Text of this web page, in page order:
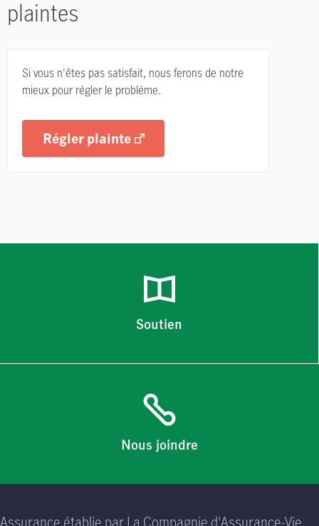
plaintes
Si vous n'êtes pas satisfait, nous ferons de notre
mieux pour régler le probléme.
Régler plainte
Soutien
Nous joindre
Assurance établie par La Compagnie d'Assurance-Vie